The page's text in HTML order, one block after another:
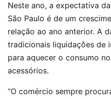
Neste ano, a expectativa
São Paulo é de um
relação ao ano anterior. A
tradicionais liquidações de
para aquecer o consumo
acessórios.
“O comércio sempre